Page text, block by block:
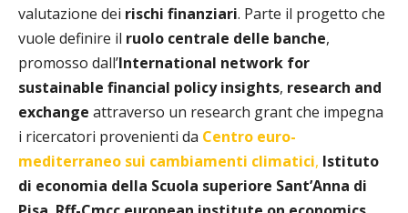
valutazione dei rischi finanziari. Parte il progetto che
vuole definire il ruolo centrale delle banche,
promosso dall’International network for
sustainable financial policy insights, research and
exchange attraverso un research grant che impegna
i ricercatori provenienti da Centro euro-
mediterraneo sui cambiamenti climatici, Istituto
di economia della Scuola superiore Sant’Anna di